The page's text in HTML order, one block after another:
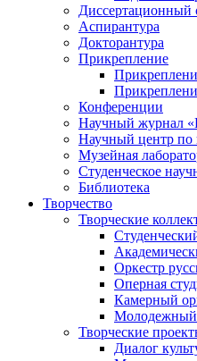
Диссертационный
Аспирантура
Докторантура
Прикрепление
Конференции
Научный журнал
Научный центр по
Музейная
Студенческое
Библиотека
Творчество
Творческие
Оркестр
Оперная
Камерный
Молодежный
Творческие
Диалог